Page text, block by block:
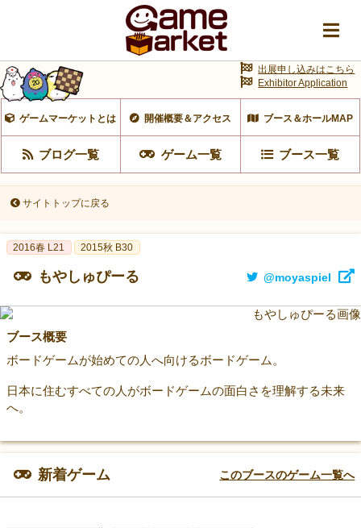
ゲームマーケットとは 開催概要＆アクセス ブース＆ホールMAP
ブログ一覧 ゲーム一覧 ブース一覧
出展申し込みはこちら
Exhibitor Application
サイトトップに戻る
2016春 L21 2015秋 B30
もやしゅぴーる @moyaspiel
ブース概要
ボードゲームが始めての人へ向けるボードゲーム。
日本に住むすべての人がボードゲームの面白さを理解する未来
へ。
新着ゲーム このブースのゲーム一覧へ